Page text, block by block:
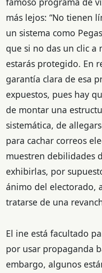
más lejos: “No tienen
un sistema como
que si no das un clic a
estarás protegido. En
garantía clara de esa
expuestos, pues hay
de montar una
sistemática, de
para cachar correos
muestren debilidades
exhibirlas, por
ánimo del electorado,
tratarse de una
El ine está facultado
por usar propaganda
embargo, algunos